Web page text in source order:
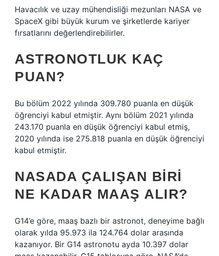
Havacılık ve uzay mühendisliği mezunları NASA ve
SpaceX gibi büyük kurum ve şirketlerde kariyer
fırsatlarını değerlendirebilirler.
ASTRONOTLUK KAÇ
PUAN?
Bu bölüm 2022 yılında 309.780 puanla en düşük
öğrenciyi kabul etmiştir. Aynı bölüm 2021 yılında
243.170 puanla en düşük öğrenciyi kabul etmiş,
2020 yılında ise 275.818 puanla en düşük öğrenciyi
kabul etmiştir.
NASADA ÇALIŞAN BIRI
NE KADAR MAAŞ ALIR?
G14’e göre, maaş bazlı bir astronot, deneyime bağlı
olarak yılda 95.973 ila 124.764 dolar arasında
kazanıyor. Bir G14 astronotu ayda 10.397 dolar